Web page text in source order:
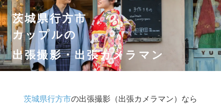
茨城県行方市
カップルの
出張撮影・出張カメラマン
茨城県行方市の出張撮影（出張カメラマン）なら